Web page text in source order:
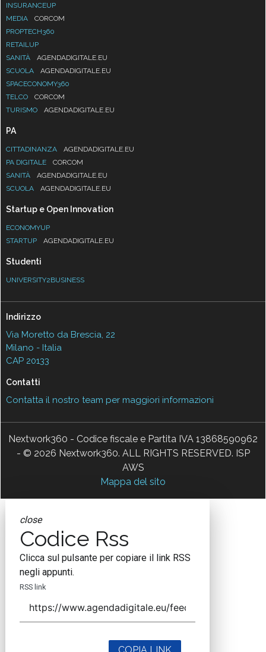
INSURANCEUP
MEDIA
CORCOM
PROPTECH360
RETAILUP
SANITÀ
AGENDADIGITALE.EU
SCUOLA
AGENDADIGITALE.EU
SPACECONOMY360
TELCO
CORCOM
TURISMO
AGENDADIGITALE.EU
PA
CITTADINANZA
AGENDADIGITALE.EU
PA DIGITALE
CORCOM
SANITÀ
AGENDADIGITALE.EU
SCUOLA
AGENDADIGITALE.EU
Startup e Open Innovation
ECONOMYUP
STARTUP
AGENDADIGITALE.EU
Studenti
UNIVERSITY2BUSINESS
Indirizzo
Via Moretto da Brescia, 22
Milano - Italia
CAP 20133
Contatti
Contatta il nostro team per maggiori informazioni
Nextwork360 - Codice fiscale e Partita IVA 13868590962
- © 2026 Nextwork360. ALL RIGHTS RESERVED. ISP
AWS
Mappa del sito
close
Codice Rss
Clicca sul pulsante per copiare il link RSS
negli appunti.
RSS link
COPIA LINK